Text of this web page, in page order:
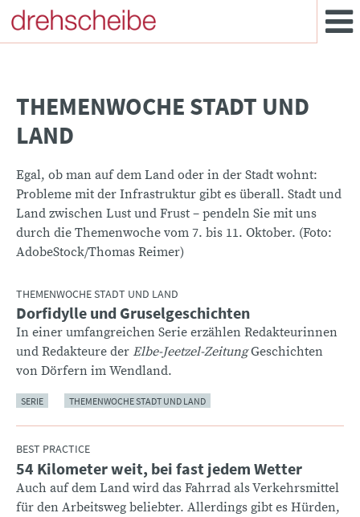
THEMENWOCHE STADT UND
LAND
Egal, ob man auf dem Land oder in der Stadt wohnt:
Probleme mit der Infrastruktur gibt es überall. Stadt und
Land zwischen Lust und Frust – pendeln Sie mit uns
durch die Themenwoche vom 7. bis 11. Oktober. (Foto:
AdobeStock/Thomas Reimer)
THEMENWOCHE STADT UND LAND
:Dorfidylle und Gruselgeschichten
In einer umfangreichen Serie erzählen Redakteurinnen
und Redakteure der Elbe-Jeetzel-ZeitungGeschichten
von Dörfern im Wendland.
SERIE THEMENWOCHE STADT UND LAND
BEST PRACTICE
:
54 Kilometer weit, bei fast jedem Wetter
Auch auf dem Land wird das Fahrrad als Verkehrsmittel
für den Arbeitsweg beliebter. Allerdings gibt es Hürden,